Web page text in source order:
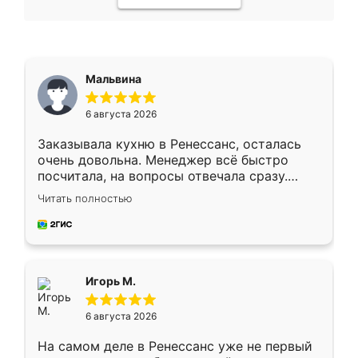
Мальвина
6 августа 2026
Заказывала кухню в Ренессанс, осталась
очень довольна. Менеджер всё быстро
посчитала, на вопросы отвечала сразу.
Замерщик приехал в субботу, подошёл к
делу со всей ответственностью. Собрали
за день, ребята работали аккуратно, даже
Читать полностью
Игорь М.
6 августа 2026
На самом деле в Ренессанс уже не первый